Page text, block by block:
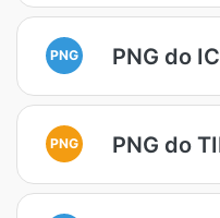
PNG PNG do
PNG PNG do